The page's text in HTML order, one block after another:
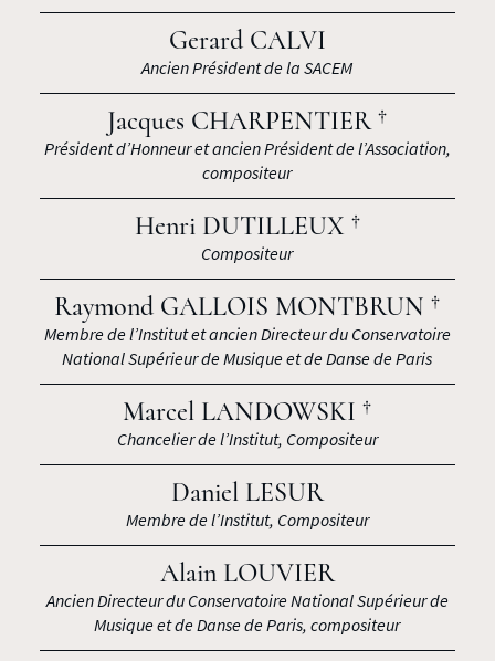
Gerard CALVI
Ancien Président de la SACEM
Jacques CHARPENTIER †
Président d’Honneur et ancien Président de l’Association,
compositeur
Henri DUTILLEUX †
Compositeur
Raymond GALLOIS MONTBRUN †
Membre de l’Institut et ancien Directeur du Conservatoire
National Supérieur de Musique et de Danse de Paris
Marcel LANDOWSKI †
Chancelier de l’Institut, Compositeur
Daniel LESUR
Membre de l’Institut, Compositeur
Alain LOUVIER
Ancien Directeur du Conservatoire National Supérieur de
Musique et de Danse de Paris, compositeur